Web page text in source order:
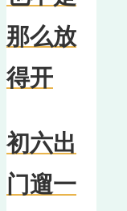
那么放
得开
初六出
门遛一